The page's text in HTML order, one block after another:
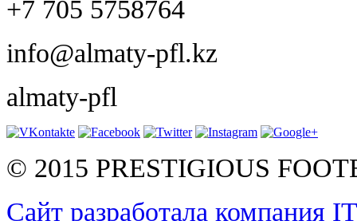
+7 705 5758764
info@almaty-pfl.kz
almaty-pfl
© 2015 PRESTIGIOUS
Сайт разработала компания